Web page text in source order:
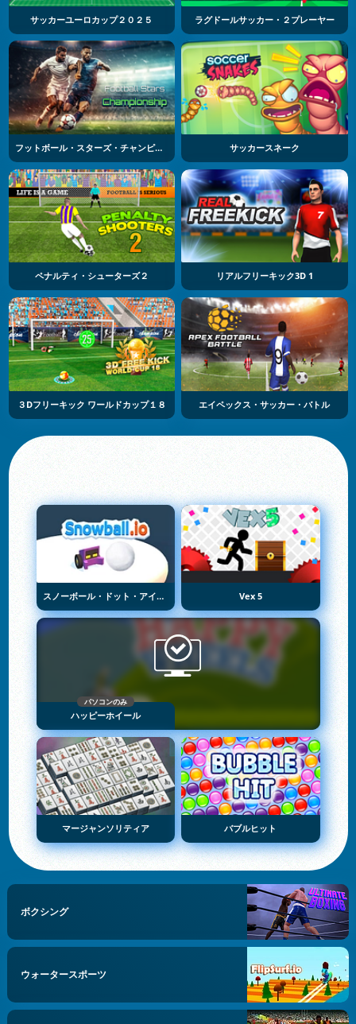
サッカーユーロカップ２０２５ ラグドールサッカー・２プレーヤー
フットボール・スターズ・チャンピオンシップ サッカースネーク
ペナルティ・シューターズ２ リアルフリーキック3D 1
３Dフリーキック ワールドカップ１８ エイペックス・サッカー・バトル
スノーボール・ドット・アイオー Vex 5
パソコンのみ
ハッピーホイール
マージャンソリティア バブルヒット
ボクシング
ウォータースポーツ